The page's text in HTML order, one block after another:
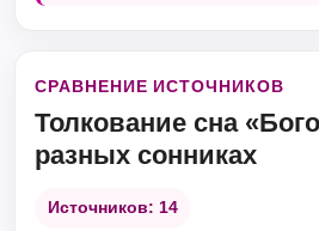
СРАВНЕНИЕ ИСТОЧНИКОВ
Толкование сна
разных сонниках
Источников: 14